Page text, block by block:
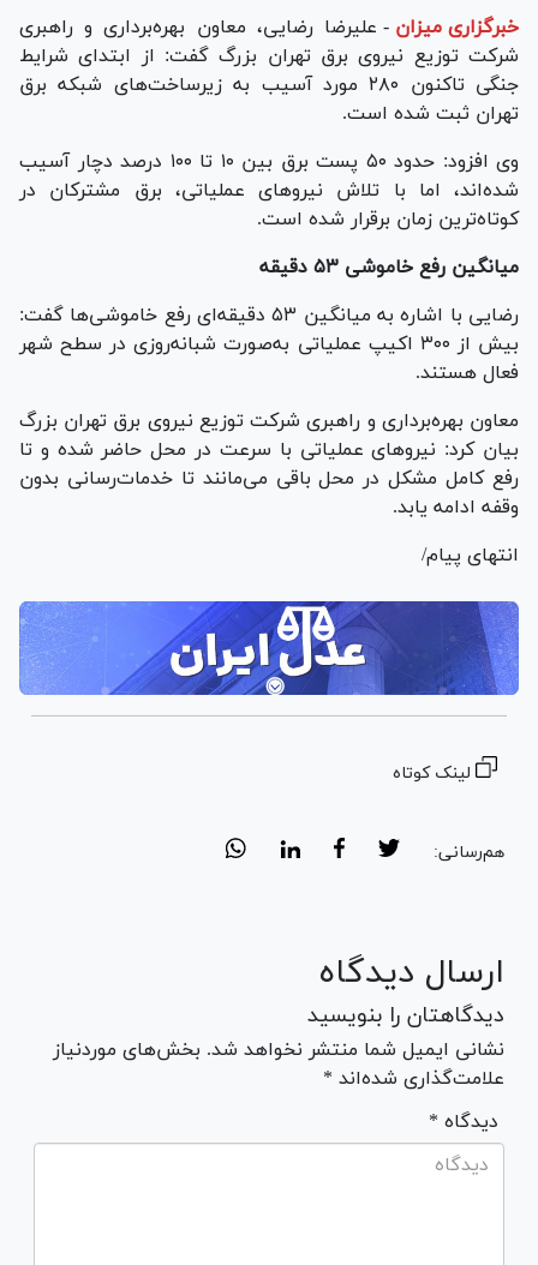
خبرگزاری میزان - علیرضا رضایی، معاون بهره‌برداری و راهبری
شرکت توزیع نیروی برق تهران بزرگ گفت: از ابتدای شرایط
جنگی تاکنون ۲۸۰ مورد آسیب به زیرساخت‌های شبکه برق
تهران ثبت شده است.
وی افزود: حدود ۵۰ پست برق بین ۱۰ تا ۱۰۰ درصد دچار آسیب
شده‌اند، اما با تلاش نیرو‌های عملیاتی، برق مشترکان در
کوتاه‌ترین زمان برقرار شده است.
میانگین رفع خاموشی ۵۳ دقیقه
رضایی با اشاره به میانگین ۵۳ دقیقه‌ای رفع خاموشی‌ها گفت:
بیش از ۳۰۰ اکیپ عملیاتی به‌صورت شبانه‌روزی در سطح شهر
فعال هستند.
معاون بهره‌برداری و راهبری شرکت توزیع نیروی برق تهران بزرگ
بیان کرد: نیرو‌های عملیاتی با سرعت در محل حاضر شده و تا
رفع کامل مشکل در محل باقی می‌مانند تا خدمات‌رسانی بدون
وقفه ادامه یابد.
انتهای پیام/
لینک کوتاه
هم‌رسانی:
ارسال دیدگاه
دیدگاهتان را بنویسید
نشانی ایمیل شما منتشر نخواهد شد. بخش‌های موردنیاز
علامت‌گذاری شده‌اند *
* دیدگاه